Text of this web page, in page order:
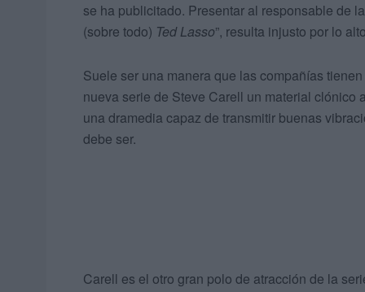
se ha publicitado. Presentar al responsable de
(sobre todo) Ted Lasso”, resulta injusto por lo
Suele ser una manera que las compañías
nueva serie de Steve Carell un material clónico
una dramedia capaz de transmitir buenas
debe ser.
Carell es el otro gran polo de atracción de la